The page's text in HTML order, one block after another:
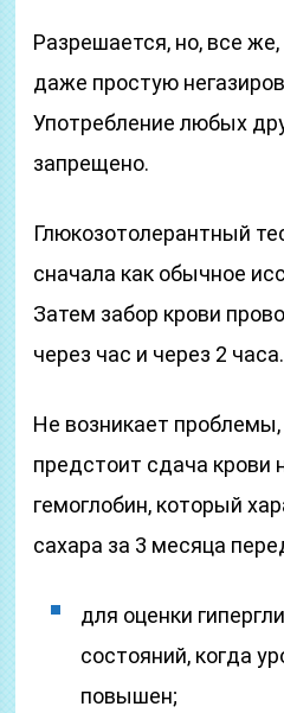
Разрешается, но, все
даже простую
Употребление любых
запрещено.
Глюкозотолерантный
сначала как обычное
Затем забор крови
через час и через 2 часа.
Не возникает
предстоит сдача крови
гемоглобин, который
сахара за 3 месяца
для оценки
состояний, когда
повышен;